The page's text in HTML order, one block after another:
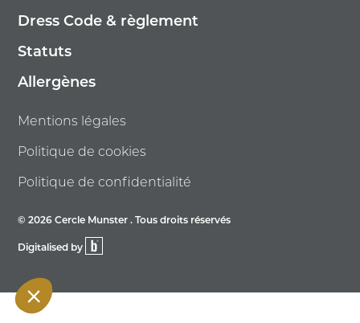
Dress Code & règlement
Statuts
Allergènes
Mentions légales
Politique de cookies
Politique de confidentialité
© 2026 Cercle Munster . Tous droits réservés
Digitalised by